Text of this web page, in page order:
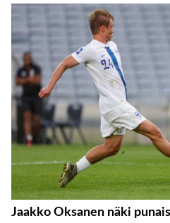
Jaakko Oksanen näki